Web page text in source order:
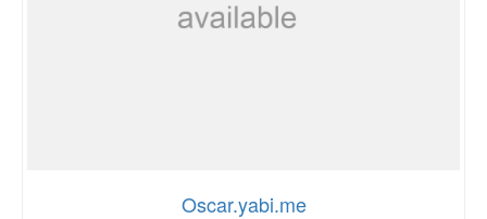
Oscar.yabi.me